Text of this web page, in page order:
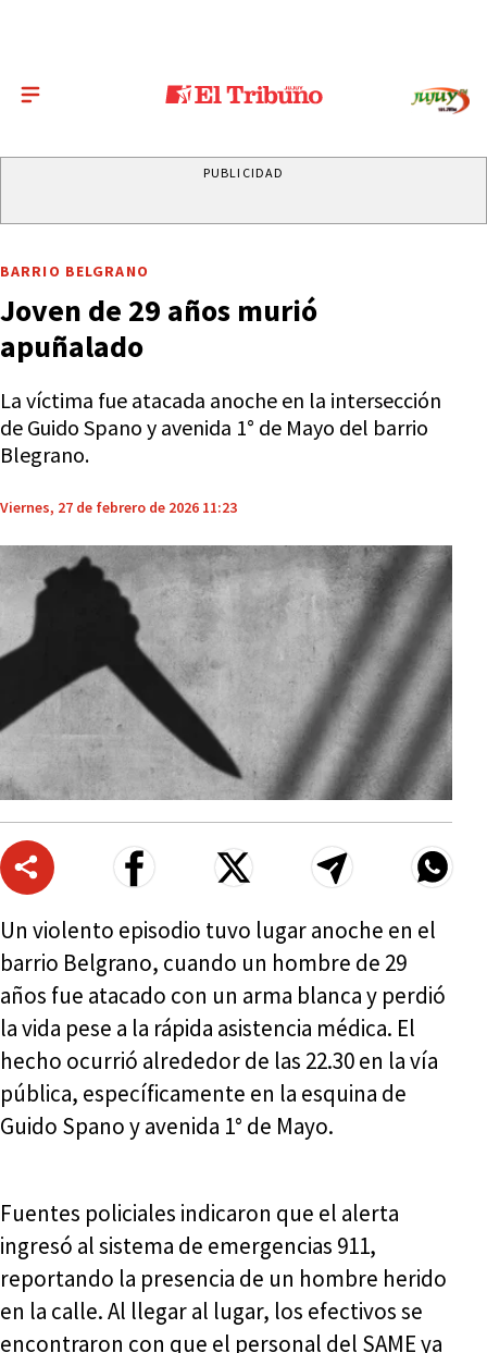
PUBLICIDAD
BARRIO BELGRANO
Joven de 29 años murió
apuñalado
La víctima fue atacada anoche en la intersección
de Guido Spano y avenida 1° de Mayo del barrio
Blegrano.
Viernes, 27 de febrero de 2026 11:23
Un violento episodio tuvo lugar anoche en el
barrio Belgrano, cuando un hombre de 29
años fue atacado con un arma blanca y perdió
la vida pese a la rápida asistencia médica. El
hecho ocurrió alrededor de las 22.30 en la vía
pública, específicamente en la esquina de
Guido Spano y avenida 1° de Mayo.
Fuentes policiales indicaron que el alerta
ingresó al sistema de emergencias 911,
reportando la presencia de un hombre herido
en la calle. Al llegar al lugar, los efectivos se
encontraron con que el personal del SAME ya